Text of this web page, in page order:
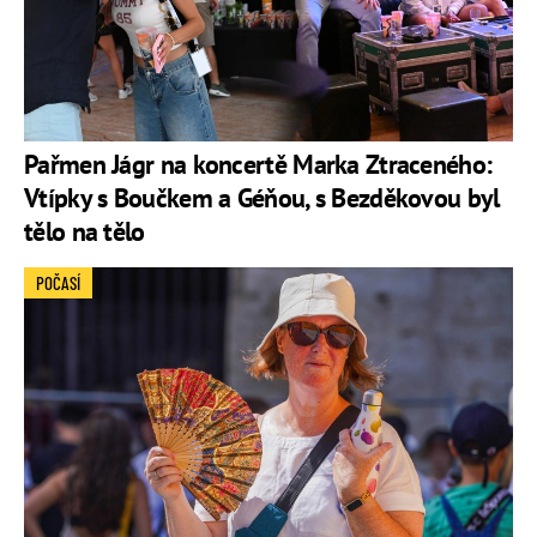
Pařmen Jágr na koncertě Marka Ztraceného:
Vtípky s Boučkem a Géňou, s Bezděkovou byl
tělo na tělo
POČASÍ